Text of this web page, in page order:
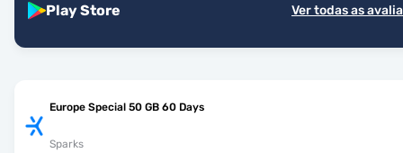
Play Store Ver todas as
Europe Special 50 GB 60 Days
Sparks